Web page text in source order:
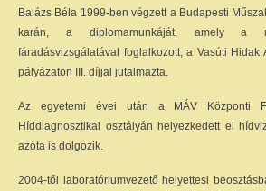
Balázs Béla 1999-ben végzett a Budapesti
karán, a diplomamunkáját, amely a
fáradásvizsgálatával foglalkozott, a Vasúti Hidak
pályázaton III. díjjal jutalmazta.
Az egyetemi évei után a MÁV Központi
Híddiagnosztikai osztályán helyezkedett el
azóta is dolgozik.
2004-től laboratóriumvezető helyettesi